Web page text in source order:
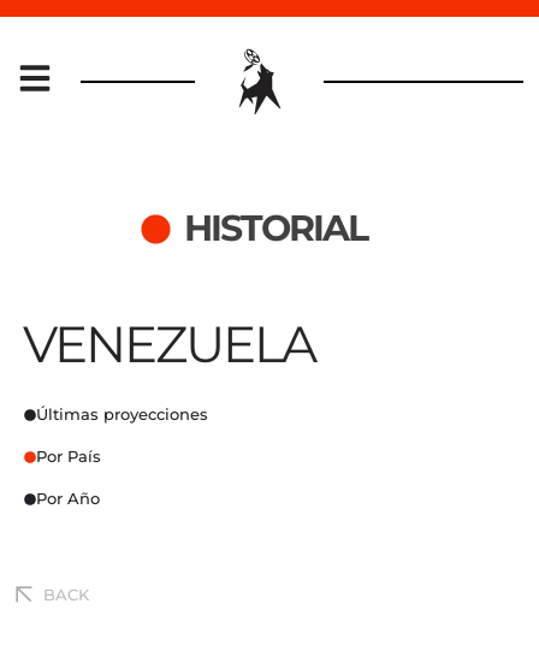
HISTORIAL
VENEZUELA
Últimas proyecciones
Por País
Por Año
BACK